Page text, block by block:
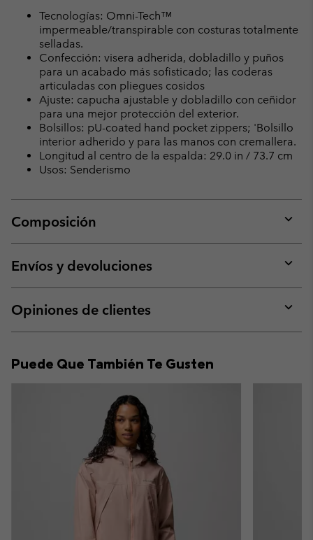
Tecnologías: Omni-Tech™
impermeable/transpirable con costuras totalmente
selladas.
Confección: visera adherida, dobladillo y puños
para un acabado más sofisticado; las coderas
articuladas con pliegues cosidos
Ajuste: capucha ajustable y dobladillo con ceñidor
para una mejor protección del exterior.
Bolsillos: pU-coated hand pocket zippers; 'Bolsillo
interior adherido y para las manos con cremallera.
Longitud al centro de la espalda: 29.0 in / 73.7 cm
Usos: Senderismo
Composición
or
Envíos y devoluciones
or
Opiniones de clientes
or
Puede Que También Te Gusten